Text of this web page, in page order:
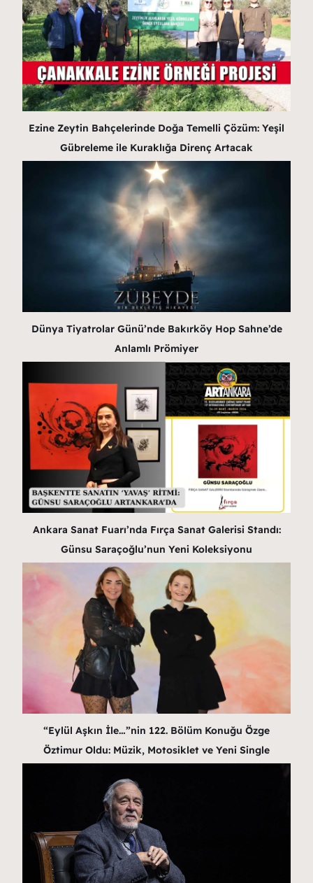
Ezine Zeytin Bahçelerinde Doğa Temelli Çözüm: Yeşil
Gübreleme ile Kuraklığa Direnç Artacak
Dünya Tiyatrolar Günü’nde Bakırköy Hop Sahne’de
Anlamlı Prömiyer
Ankara Sanat Fuarı’nda Fırça Sanat Galerisi Standı:
Günsu Saraçoğlu’nun Yeni Koleksiyonu
“Eylül Aşkın İle…”nin 122. Bölüm Konuğu Özge
Öztimur Oldu: Müzik, Motosiklet ve Yeni Single